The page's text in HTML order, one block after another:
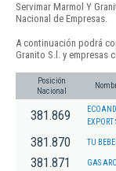
Servimar Marmol Y
Nacional de Empresas.
A continuación podrá
Granito S.l. y empresas
Posición
Nacional
381.869
EXPORT
381.870 TU
381.871 GAS